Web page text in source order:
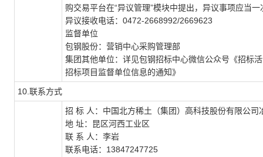
购交易平台在“异议管理”模块中提出，异议事项应当
异议接收电话：0472-2668992/2669623
监督单位
包钢股份：营销中心采购管理部
集团其他单位：详见包钢招标中心微信公众号《招标
招标项目监督单位信息的通知》
10.联系方式
招 标 人：中国北方稀土（集团）高科技股份有限公司
地 址：昆区河西工业区
联 系 人：李岩
联系电话：13847247725